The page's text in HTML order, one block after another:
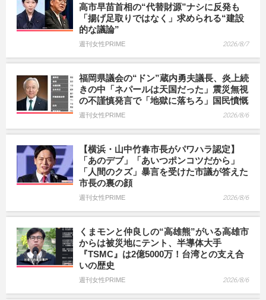
高市早苗首相の“代替財源”ナシに反発も
「揚げ足取りではなく」求められる“建設
的な議論”
週刊女性PRIME 2026/8/7
福岡県議会の“ドン”蔵内勇夫議長、炎上続
きの中「ネパールは天国だった」震災無視
の不謹慎発言で「地獄に落ちろ」国民憤慨
週刊女性PRIME 2026/8/6
【横浜・山中竹春市長がパワハラ認定】
「あのデブ」「あいつポンコツだから」
「人間のクズ」暴言を受けた市議が答えた
市長の裏の顔
週刊女性PRIME 2026/8/6
くまモンと仲良しの“高雄熊”がいる高雄市
からは被災地にテント、半導体大手
『TSMC』は2億5000万！台湾との支え合
いの歴史
週刊女性PRIME 2026/8/6